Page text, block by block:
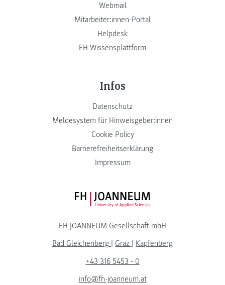
Webmail
Mitarbeiter:innen-Portal
Helpdesk
FH Wissensplattform
Infos
Datenschutz
Meldesystem für Hinweisgeber:innen
Cookie Policy
Barrierefreiheitserklärung
Impressum
FH JOANNEUM Logo
FH JOANNEUM Gesellschaft mbH
Bad Gleichenberg
Graz
Kapfenberg
+43 316 5453 - 0
info@fh-joanneum.at